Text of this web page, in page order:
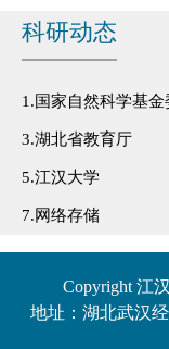
科研动态
1.国家自然科学基金
3.湖北省教育厅
5.江汉大学
7.网络存储
Copyright 江
地址：湖北武汉